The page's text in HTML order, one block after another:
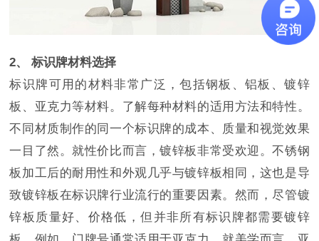
2、 标识牌材料选择
标识牌可用的材料非常广泛，包括钢板、铝板、镀锌
板、亚克力等材料。了解每种材料的适用方法和特性。
不同材质制作的同一个标识牌的成本、质量和视觉效果
一目了然。就性价比而言，镀锌板非常受欢迎。不锈钢
板加工后的耐用性和外观几乎与镀锌板相同，这也是导
致镀锌板在标识牌行业流行的重要因素。然而，尽管镀
锌板质量好、价格低，但并非所有标识牌都需要镀锌